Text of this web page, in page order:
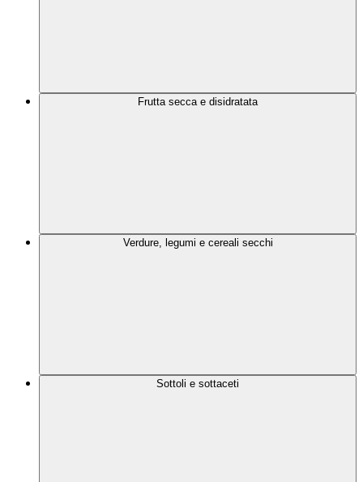
Frutta secca e disidratata
Verdure, legumi e cereali secchi
Sottoli e sottaceti